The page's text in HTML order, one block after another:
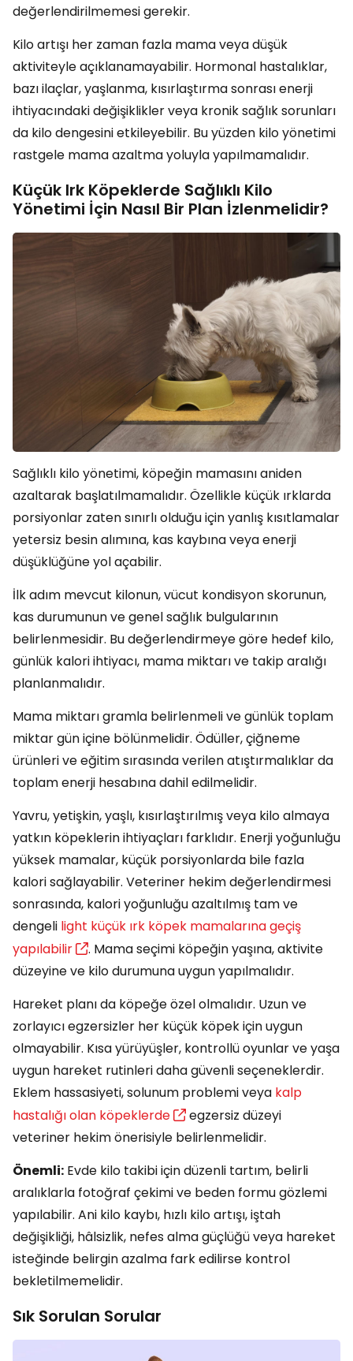
değerlendirilmemesi gerekir.
Kilo artışı her zaman fazla mama veya düşük
aktiviteyle açıklanamayabilir. Hormonal hastalıklar,
bazı ilaçlar, yaşlanma, kısırlaştırma sonrası enerji
ihtiyacındaki değişiklikler veya kronik sağlık sorunları
da kilo dengesini etkileyebilir. Bu yüzden kilo yönetimi
rastgele mama azaltma yoluyla yapılmamalıdır.
Küçük Irk Köpeklerde Sağlıklı Kilo
Yönetimi İçin Nasıl Bir Plan İzlenmelidir?
Sağlıklı kilo yönetimi, köpeğin mamasını aniden
azaltarak başlatılmamalıdır. Özellikle küçük ırklarda
porsiyonlar zaten sınırlı olduğu için yanlış kısıtlamalar
yetersiz besin alımına, kas kaybına veya enerji
düşüklüğüne yol açabilir.
İlk adım mevcut kilonun, vücut kondisyon skorunun,
kas durumunun ve genel sağlık bulgularının
belirlenmesidir. Bu değerlendirmeye göre hedef kilo,
günlük kalori ihtiyacı, mama miktarı ve takip aralığı
planlanmalıdır.
Mama miktarı gramla belirlenmeli ve günlük toplam
miktar gün içine bölünmelidir. Ödüller, çiğneme
ürünleri ve eğitim sırasında verilen atıştırmalıklar da
toplam enerji hesabına dahil edilmelidir.
Yavru, yetişkin, yaşlı, kısırlaştırılmış veya kilo almaya
yatkın köpeklerin ihtiyaçları farklıdır. Enerji yoğunluğu
yüksek mamalar, küçük porsiyonlarda bile fazla
kalori sağlayabilir. Veteriner hekim değerlendirmesi
sonrasında, kalori yoğunluğu azaltılmış tam ve
dengeli light küçük ırk köpek mamalarına geçiş
yapılabilir
. Mama seçimi köpeğin yaşına, aktivite
düzeyine ve kilo durumuna uygun yapılmalıdır.
Hareket planı da köpeğe özel olmalıdır. Uzun ve
zorlayıcı egzersizler her küçük köpek için uygun
olmayabilir. Kısa yürüyüşler, kontrollü oyunlar ve yaşa
uygun hareket rutinleri daha güvenli seçeneklerdir.
Eklem hassasiyeti, solunum problemi veya kalp
hastalığı olan köpeklerde
egzersiz düzeyi
veteriner hekim önerisiyle belirlenmelidir.
Önemli: Evde kilo takibi için düzenli tartım, belirli
aralıklarla fotoğraf çekimi ve beden formu gözlemi
yapılabilir. Ani kilo kaybı, hızlı kilo artışı, iştah
değişikliği, hâlsizlik, nefes alma güçlüğü veya hareket
isteğinde belirgin azalma fark edilirse kontrol
bekletilmemelidir.
Sık Sorulan Sorular